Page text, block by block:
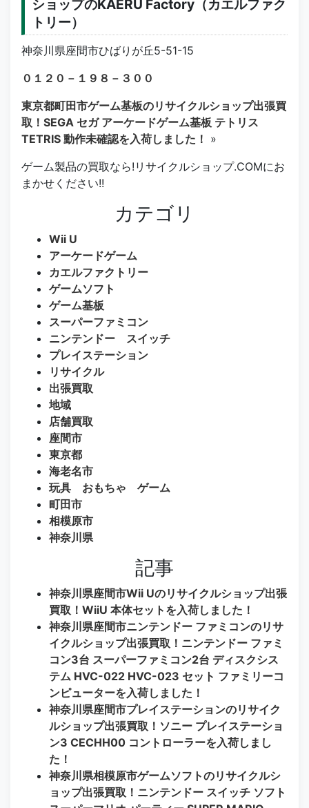
ショップのKAERU Factory（カエルファク
トリー）
神奈川県座間市ひばりが丘5-51-15
０１２０－１９８－３００
東京都町田市ゲーム基板のリサイクルショップ出張買
取！SEGA セガ アーケードゲーム基板 テトリス
TETRIS 動作未確認を入荷しました！ »
ゲーム製品の買取なら!リサイクルショップ.COMにお
まかせください!!
カテゴリ
Wii U
アーケードゲーム
カエルファクトリー
ゲームソフト
ゲーム基板
スーパーファミコン
ニンテンドー スイッチ
プレイステーション
リサイクル
出張買取
地域
店舗買取
座間市
東京都
海老名市
玩具 おもちゃ ゲーム
町田市
相模原市
神奈川県
記事
神奈川県座間市Wii Uのリサイクルショップ出張
買取！WiiU 本体セットを入荷しました！
神奈川県座間市ニンテンドー ファミコンのリサ
イクルショップ出張買取！ニンテンドー ファミ
コン3台 スーパーファミコン2台 ディスクシス
テム HVC-022 HVC-023 セット ファミリーコ
ンピューターを入荷しました！
神奈川県座間市プレイステーションのリサイク
ルショップ出張買取！ソニー プレイステーショ
ン3 CECHH00 コントローラーを入荷しまし
た！
神奈川県相模原市ゲームソフトのリサイクルシ
ョップ出張買取！ニンテンドー スイッチ ソフト